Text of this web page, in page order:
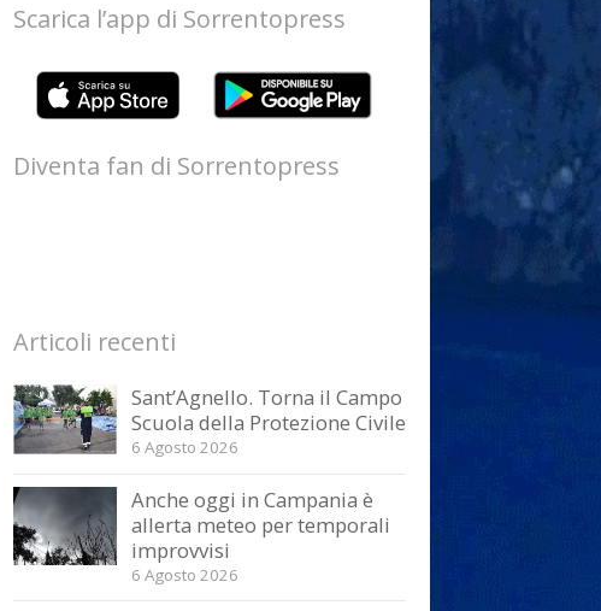
Scarica l’app di Sorrentopress
Diventa fan di Sorrentopress
Articoli recenti
Sant’Agnello. Torna il Campo
Scuola della Protezione Civile
6 Agosto 2026
Anche oggi in Campania è
allerta meteo per temporali
improvvisi
6 Agosto 2026